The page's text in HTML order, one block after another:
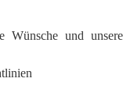
und unsere